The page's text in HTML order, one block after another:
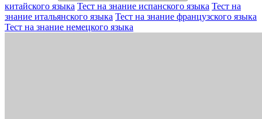
китайского языка Тест на знание испанского языка Тест на
знание итальянского языка Тест на знание французского языка
Тест на знание немецкого языка